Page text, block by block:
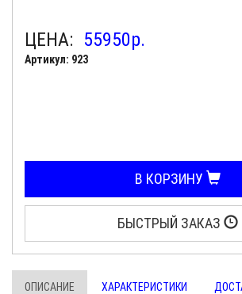
ЦЕНА: 55950р.
Артикул: 923
В КОРЗИНУ
БЫСТРЫЙ ЗАКАЗ
ОПИСАНИЕ ХАРАКТЕРИСТИКИ